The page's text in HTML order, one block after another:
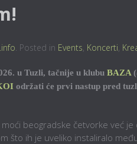
. Posted in Events, Koncerti,
u Tuzli, tačnije u klubu BAZA
održati će prvi nastup pred
beogradske četvorke već
što ih je uveliko instaliralo